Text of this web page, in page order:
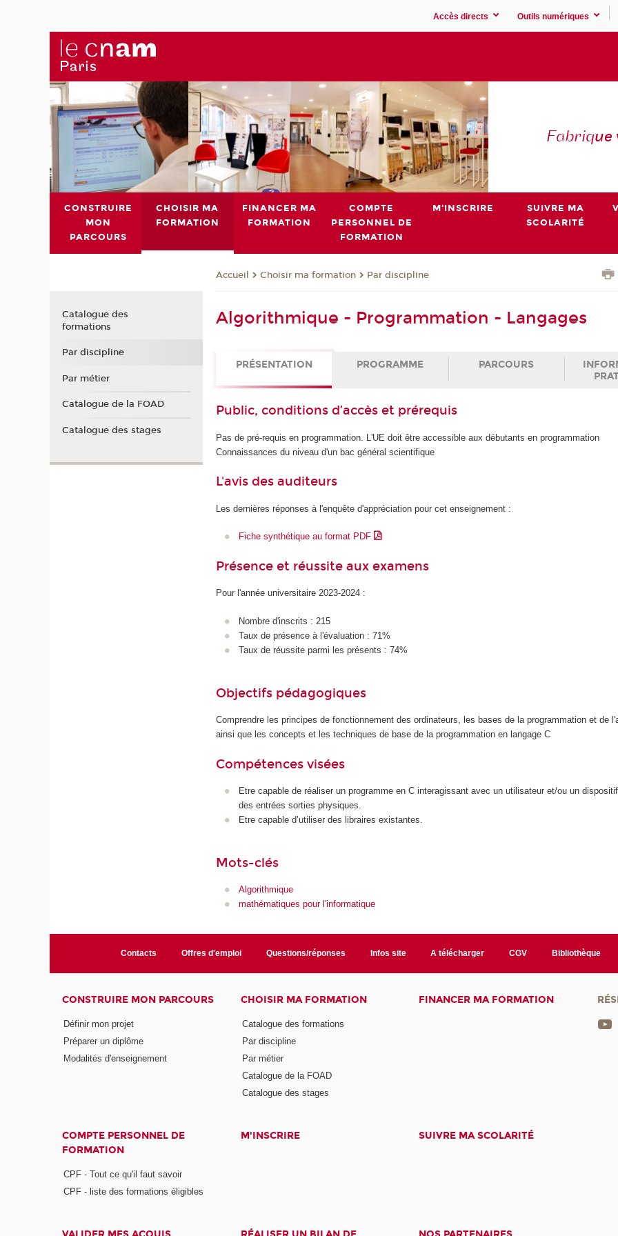
Accès directs Outils numériques
Fabrique
CONSTRUIRE
MON
PARCOURS
CHOISIR MA
FORMATION
FINANCER MA
FORMATION
COMPTE
PERSONNEL DE
FORMATION
M'INSCRIRE
SUIVRE MA
SCOLARITÉ
Accueil Choisir ma formation Par discipline
Algorithmique - Programmation - Langages
PRÉSENTATION PROGRAMME PARCOURS
Public, conditions d’accès et prérequis
Pas de pré-requis en programmation. L'UE doit être accessible aux débutants en programmation
Connaissances du niveau d'un bac général scientifique
L'avis des auditeurs
Les dernières réponses à l'enquête d'appréciation pour cet enseignement :
Fiche synthétique au format PDF
Présence et réussite aux examens
Pour l'année universitaire 2023-2024 :
Nombre d'inscrits : 215
Taux de présence à l'évaluation : 71%
Taux de réussite parmi les présents : 74%
Objectifs pédagogiques
Comprendre les principes de fonctionnement des ordinateurs, les bases de la programmation et de
ainsi que les concepts et les techniques de base de la programmation en langage C
Compétences visées
Etre capable de réaliser un programme en C interagissant avec un utilisateur et/ou un
des entrées sorties physiques.
Etre capable d’utiliser des libraires existantes.
Mots-clés
Algorithmique
mathématiques pour l'informatique
Catalogue des
formations
Par discipline
Par métier
Catalogue de la FOAD
Catalogue des stages
Contacts Offres d'emploi Questions/réponses Infos site A télécharger CGV Bibliothèque
CONSTRUIRE MON PARCOURS
Définir mon projet
Préparer un diplôme
Modalités d'enseignement
CHOISIR MA FORMATION
Catalogue des formations
Par discipline
Par métier
Catalogue de la FOAD
Catalogue des stages
FINANCER MA FORMATION
COMPTE PERSONNEL DE
FORMATION
CPF - Tout ce qu'il faut savoir
CPF - liste des formations éligibles
M'INSCRIRE SUIVRE MA SCOLARITÉ